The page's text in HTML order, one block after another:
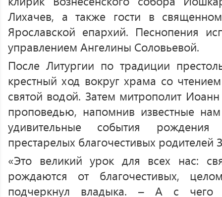
Лихачев, а также гости в
Ярославской епархий. Песнопения
управлением Ангелины Соловьевой.
После Литургии по традиции
крестный ход вокруг храма со
святой водой. Затем митрополит
проповедью, напомнив известные
удивительные события
престарелых благочестивых родителей
«Это великий урок для всех нас:
рождаются от благочестивых,
подчеркнул владыка. – А с чего